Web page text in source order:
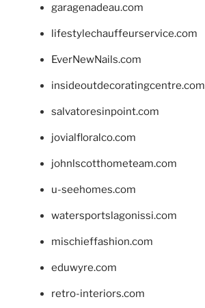
garagenadeau.com
lifestylechauffeurservice.com
EverNewNails.com
insideoutdecoratingcentre.com
salvatoresinpoint.com
jovialfloralco.com
johnlscotthometeam.com
u-seehomes.com
watersportslagonissi.com
mischieffashion.com
eduwyre.com
retro-interiors.com